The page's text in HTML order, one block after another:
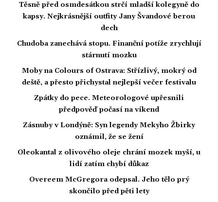
Těsně před osmdesátkou strčí mladší kolegyně do
kapsy. Nejkrásnější outfity Jany Švandové berou
dech
Chudoba zanechává stopu. Finanční potíže zrychlují
stárnutí mozku
Moby na Colours of Ostrava: Střízlivý, mokrý od
deště, a přesto přichystal nejlepší večer festivalu
Zpátky do pece. Meteorologové upřesnili
předpověď počasí na víkend
Zásnuby v Londýně: Syn legendy Mekyho Žbirky
oznámil, že se žení
Oleokantal z olivového oleje chrání mozek myší, u
lidí zatím chybí důkaz
Overeem McGregora odepsal. Jeho tělo prý
skončilo před pěti lety